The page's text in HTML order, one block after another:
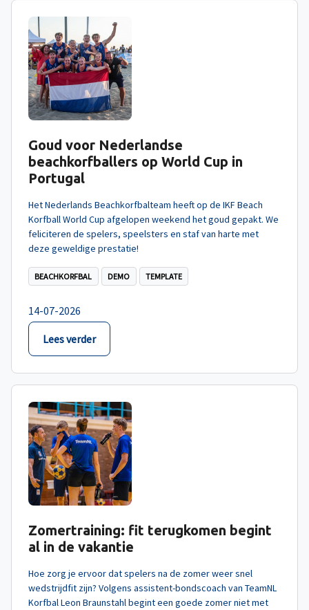
Goud voor Nederlandse
beachkorfballers op World Cup in
Portugal
Het Nederlands Beachkorfbalteam heeft op de IKF Beach
Korfball World Cup afgelopen weekend het goud gepakt. We
feliciteren de spelers, speelsters en staf van harte met
deze geweldige prestatie!
BEACHKORFBAL DEMO TEMPLATE
14-07-2026
Lees verder
Zomertraining: fit terugkomen begint
al in de vakantie
Hoe zorg je ervoor dat spelers na de zomer weer snel
wedstrijdfit zijn? Volgens assistent-bondscoach van TeamNL
Korfbal Leon Braunstahl begint een goede zomer niet met